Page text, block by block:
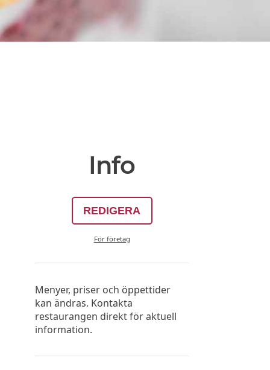
Info
REDIGERA
För företag
Menyer, priser och öppettider
kan ändras. Kontakta
restaurangen direkt för aktuell
information.